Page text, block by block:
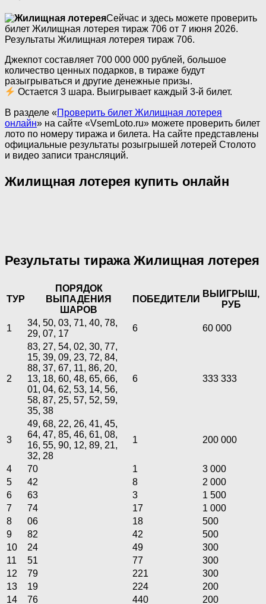
Сейчас и здесь можете проверить
билет Жилищная лотерея тираж 706 от 7 июня 2026.
Результаты Жилищная лотерея тираж 706.
Джекпот составляет 700 000 000 рублей, большое
количество ценных подарков, в тираже будут
разыгрываться и другие денежные призы.
Остается 3 шара. Выигрывает каждый 3-й билет.
В разделе «Проверить билет Жилищная лотерея
онлайн» на сайте «VsemLoto.ru» можете проверить билет
лото по номеру тиража и билета. На сайте представлены
официальные результаты розыгрышей лотерей Столото
и видео записи трансляций.
Жилищная лотерея купить онлайн
Результаты тиража Жилищная лотерея
ТУР
ПОРЯДОК
ВЫПАДЕНИЯ
ШАРОВ
ПОБЕДИТЕЛИ
ВЫИГРЫШ,
РУБ
1
34, 50, 03, 71, 40, 78,
29, 07, 17
6 60 000
2
83, 27, 54, 02, 30, 77,
15, 39, 09, 23, 72, 84,
88, 37, 67, 11, 86, 20,
13, 18, 60, 48, 65, 66,
01, 04, 62, 53, 14, 56,
58, 87, 25, 57, 52, 59,
35, 38
6 333 333
3
49, 68, 22, 26, 41, 45,
64, 47, 85, 46, 61, 08,
16, 55, 90, 12, 89, 21,
32, 28
1 200 000
4 70 1
3 000
5
42 8
2 000
6
63 3
1 500
7
74 17
1 000
8
06 18
500
9
82 42
500
10
24 49
300
11
51 77
300
12
79 221
300
13
19 224
200
14
76 440
200